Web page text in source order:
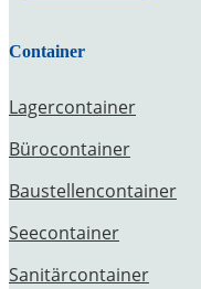
Container
Lagercontainer
Bürocontainer
Baustellencontainer
Seecontainer
Sanitärcontainer